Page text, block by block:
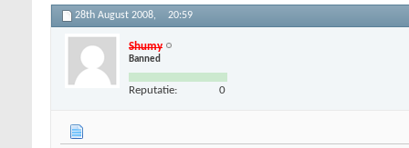
28th August 2008, 20:59
Shumy
Banned
Reputatie: 0